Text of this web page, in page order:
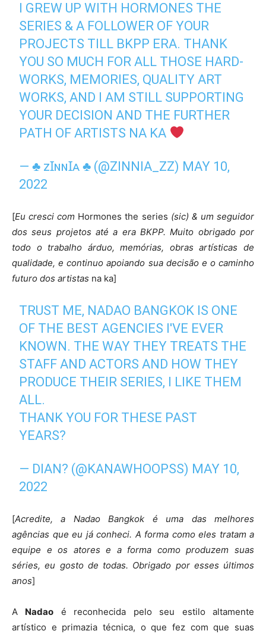
I GREW UP WITH HORMONES THE
SERIES & A FOLLOWER OF YOUR
PROJECTS TILL BKPP ERA. THANK
YOU SO MUCH FOR ALL THOSE HARD-
WORKS, MEMORIES, QUALITY ART
WORKS, AND I AM STILL SUPPORTING
YOUR DECISION AND THE FURTHER
PATH OF ARTISTS NA KA
— ♣ ᴢꞮɴɴꞮᴀ ♣ (@ZINNIA_ZZ) MAY 10,
2022
[Eu cresci com Hormones the series (sic) & um seguidor
dos seus projetos até a era BKPP. Muito obrigado por
todo o trabalho árduo, memórias, obras artísticas de
qualidade, e continuo apoiando sua decisão e o caminho
futuro dos artistas na ka]
TRUST ME, NADAO BANGKOK IS ONE
OF THE BEST AGENCIES I'VE EVER
KNOWN. THE WAY THEY TREATS THE
STAFF AND ACTORS AND HOW THEY
PRODUCE THEIR SERIES, I LIKE THEM
ALL.
THANK YOU FOR THESE PAST
YEARS?
— DIAN? (@KANAWHOOPSS) MAY 10,
2022
[Acredite, a Nadao Bangkok é uma das melhores
agências que eu já conheci. A forma como eles tratam a
equipe e os atores e a forma como produzem suas
séries, eu gosto de todas. Obrigado por esses últimos
anos]
A Nadao é reconhecida pelo seu estilo altamente
artístico e primazia técnica, o que fez com que suas